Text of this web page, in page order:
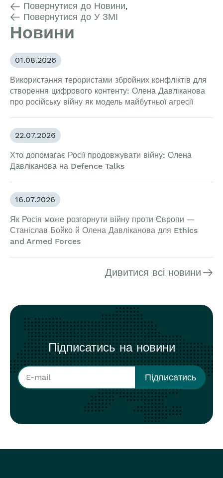
Повернутися до Новини,
Повернутися до У ЗМІ
Новини
01.08.2026
Використання терористами збройних конфліктів для
створення цифрового контенту: Олена Давліканова
про російську війну як модель майбутньої агресії
22.07.2026
Хто допомагає Росії продовжувати війну: Олена
Давліканова на Defence Talks
16.07.2026
Як Росія може розгорнути війну проти Європи —
Станіслав Бойко й Олена Давліканова для Ethics
and Armed Forces
Дивитися всі новини
Підписатись на новини